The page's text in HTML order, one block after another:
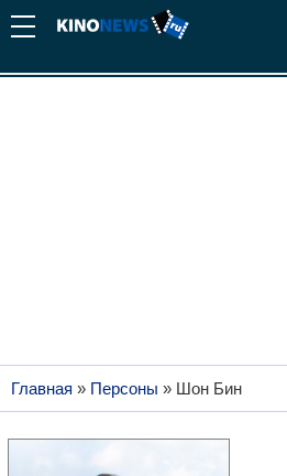
Главная » Персоны » Шон Бин